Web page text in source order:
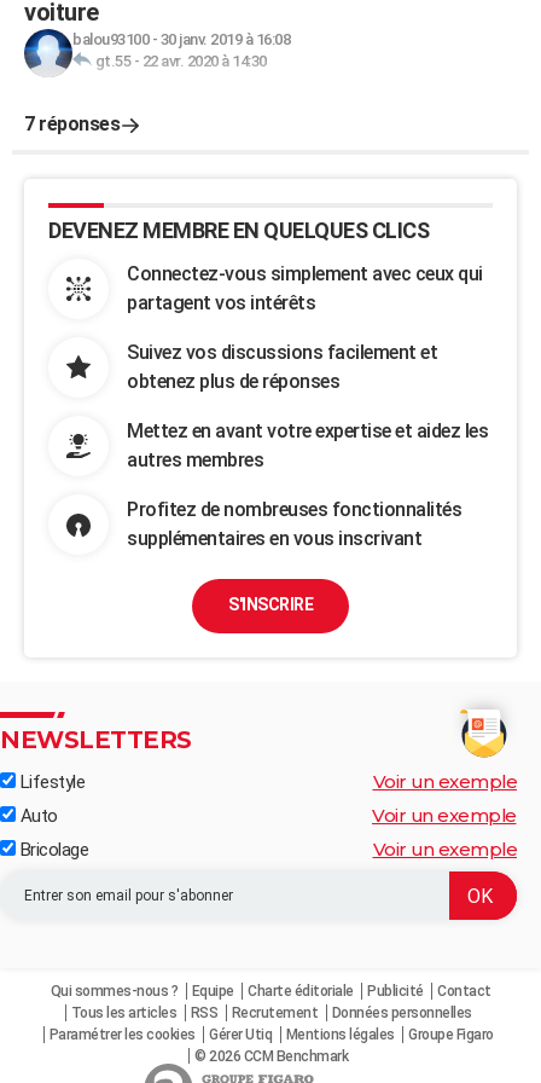
voiture
balou93100- 30 janv. 2019 à 16:08
gt.55- 22 avr. 2020 à 14:30
7 réponses
DEVENEZ MEMBRE EN QUELQUES CLICS
Connectez-vous simplement avec ceux qui
partagent vos intérêts
Suivez vos discussions facilement et
obtenez plus de réponses
Mettez en avant votre expertise et aidez les
autres membres
Profitez de nombreuses fonctionnalités
supplémentaires en vous inscrivant
S'INSCRIRE
NEWSLETTERS
Lifestyle Voir un exemple
Auto Voir un exemple
Bricolage Voir un exemple
Qui sommes-nous ? Equipe Charte éditoriale Publicité
Contact
Tous les articles
RSS Recrutement
Données personnelles
Paramétrer les cookies
Gérer Utiq Mentions légales
Groupe Figaro
© 2026 CCM Benchmark